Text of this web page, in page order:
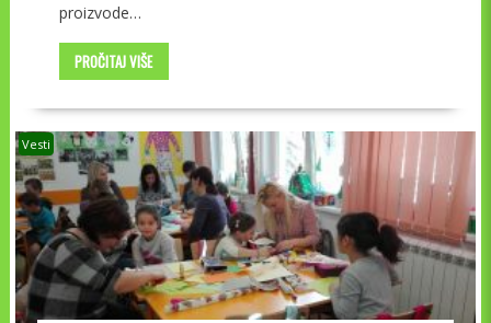
proizvode…
PROČITAJ VIŠE
Vesti